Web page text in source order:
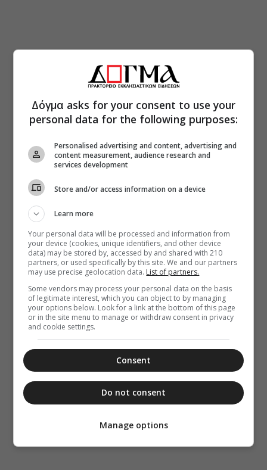
Δόγμα asks for your consent to use your
personal data for the following purposes:
Personalised advertising and content, advertising and
content measurement, audience research and
services development
Store and/or access information on a device
Learn more
Your personal data will be processed and information from
your device (cookies, unique identifiers, and other device
data) may be stored by, accessed by and shared with 210
partners, or used specifically by this site. We and our partners
may use precise geolocation data. List of partners.
Some vendors may process your personal data on the basis
of legitimate interest, which you can object to by managing
your options below. Look for a link at the bottom of this page
or in the site menu to manage or withdraw consent in privacy
and cookie settings.
Consent
Do not consent
Manage options